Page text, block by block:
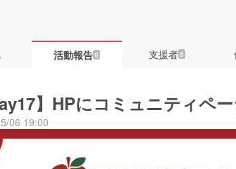
活動報告8 支援者8
】HPにコミュニティペ
06 19:00